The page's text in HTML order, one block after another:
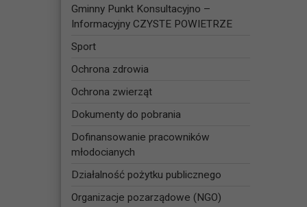
Gminny Punkt Konsultacyjno –
Informacyjny CZYSTE POWIETRZE
Sport
Ochrona zdrowia
Ochrona zwierząt
Dokumenty do pobrania
Dofinansowanie pracowników
młodocianych
Działalność pożytku publicznego
Organizacje pozarządowe (NGO)